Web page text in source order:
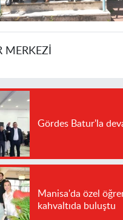
MERKEZİ
Gördes Batur'la
Manisa'da özel
kahvaltıda buluştu